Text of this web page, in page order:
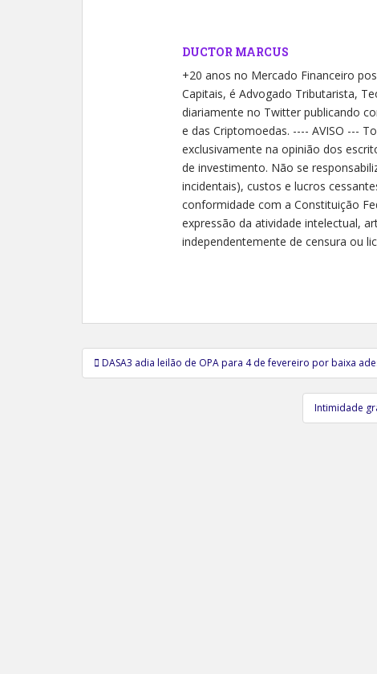
DUCTOR MARCUS
+20 anos no Mercado Financeiro
Capitais, é Advogado Tributarista,
diariamente no Twitter publicando
e das Criptomoedas. ---- AVISO ---
exclusivamente na opinião dos
de investimento. Não se
incidentais), custos e lucros
conformidade com a Constituição
expressão da atividade intelectual,
independentemente de censura ou
Navegação
de
DASA3 adia leilão de OPA para 4 de fevereiro por baixa
Intimidade